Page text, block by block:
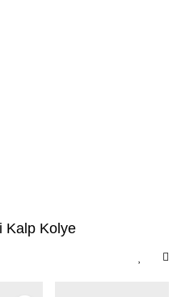
Kalp Kolye